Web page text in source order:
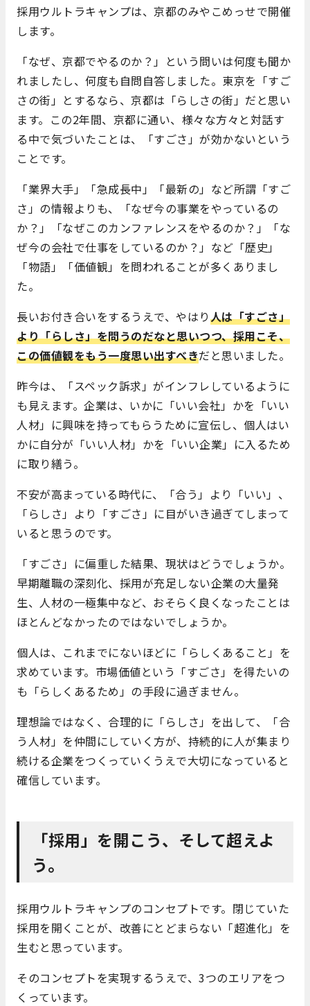
採用ウルトラキャンプは、京都のみやこめっせで開催
します。
「なぜ、京都でやるのか？」という問いは何度も聞か
れましたし、何度も自問自答しました。東京を「すご
さの街」とするなら、京都は「らしさの街」だと思い
ます。この2年間、京都に通い、様々な方々と対話す
る中で気づいたことは、「すごさ」が効かないという
ことです。
「業界大手」「急成長中」「最新の」など所謂「すご
さ」の情報よりも、「なぜ今の事業をやっているの
か？」「なぜこのカンファレンスをやるのか？」「な
ぜ今の会社で仕事をしているのか？」など「歴史」
「物語」「価値観」を問われることが多くありまし
た。
長いお付き合いをするうえで、やはり人は「すごさ」
より「らしさ」を問うのだなと思いつつ、採用こそ、
この価値観をもう一度思い出すべきだと思いました。
昨今は、「スペック訴求」がインフレしているように
も見えます。企業は、いかに「いい会社」かを「いい
人材」に興味を持ってもらうために宣伝し、個人はい
かに自分が「いい人材」かを「いい企業」に入るため
に取り繕う。
不安が高まっている時代に、「合う」より「いい」、
「らしさ」より「すごさ」に目がいき過ぎてしまって
いると思うのです。
「すごさ」に偏重した結果、現状はどうでしょうか。
早期離職の深刻化、採用が充足しない企業の大量発
生、人材の一極集中など、おそらく良くなったことは
ほとんどなかったのではないでしょうか。
個人は、これまでにないほどに「らしくあること」を
求めています。市場価値という「すごさ」を得たいの
も「らしくあるため」の手段に過ぎません。
理想論ではなく、合理的に「らしさ」を出して、「合
う人材」を仲間にしていく方が、持続的に人が集まり
続ける企業をつくっていくうえで大切になっていると
確信しています。
「採用」を開こう、そして超えよ
う。
採用ウルトラキャンプのコンセプトです。閉じていた
採用を開くことが、改善にとどまらない「超進化」を
生むと思っています。
そのコンセプトを実現するうえで、3つのエリアをつ
くっています。